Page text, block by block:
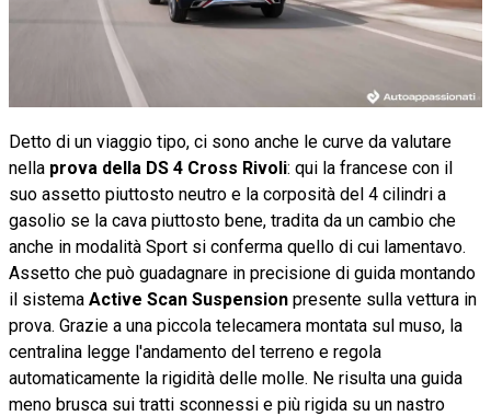
Detto di un viaggio tipo, ci sono anche le curve da valutare
nella prova della DS 4 Cross Rivoli: qui la francese con il
suo assetto piuttosto neutro e la corposità del 4 cilindri a
gasolio se la cava piuttosto bene, tradita da un cambio che
anche in modalità Sport si conferma quello di cui lamentavo.
Assetto che può guadagnare in precisione di guida montando
il sistema Active Scan Suspension presente sulla vettura in
prova. Grazie a una piccola telecamera montata sul muso, la
centralina legge l'andamento del terreno e regola
automaticamente la rigidità delle molle. Ne risulta una guida
meno brusca sui tratti sconnessi e più rigida su un nastro